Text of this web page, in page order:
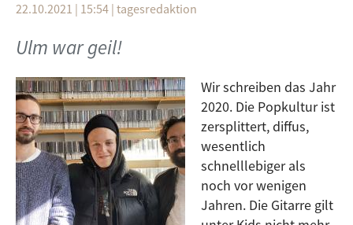
Eindrücke von Zuschauern und auch von Matija
Frontman Matt Kovac eingefangen.
22.10.2021 | 15:54 | tagesredaktion
Ulm war geil!
Wir schreiben das Jahr
2020. Die Popkultur ist
zersplittert, diffus,
wesentlich
schnelllebiger als
noch vor wenigen
Jahren. Die Gitarre gilt